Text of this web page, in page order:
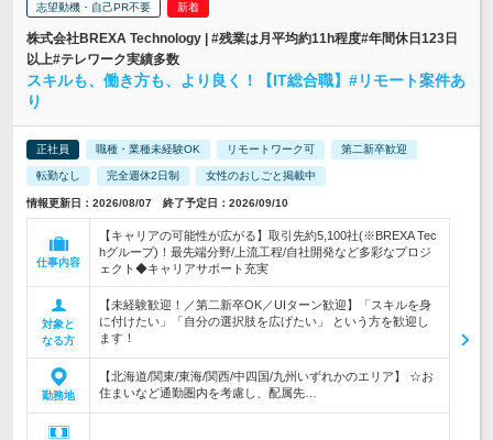
志望動機・自己PR不要
株式会社BREXA Technology | #残業は月平均約11h程度#年間休日123日
以上#テレワーク実績多数
スキルも、働き方も、より良く！【IT総合職】#リモート案件あ
り
正社員 職種・業種未経験OK リモートワーク可 第二新卒歓迎
転勤なし 完全週休2日制 女性のおしごと掲載中
情報更新日：2026/08/07 終了予定日：2026/09/10
仕事内容
【キャリアの可能性が広がる】取引先約5,100社(※BREXA Tec
hグループ)！最先端分野/上流工程/自社開発など多彩なプロジ
ェクト◆キャリアサポート充実
対象と
なる方
【未経験歓迎！／第二新卒OK／UIターン歓迎】「スキルを身
に付けたい」「自分の選択肢を広げたい」 という方を歓迎し
ます！
勤務地
【北海道/関東/東海/関西/中四国/九州いずれかのエリア】 ☆お
住まいなど通勤圏内を考慮し、配属先…